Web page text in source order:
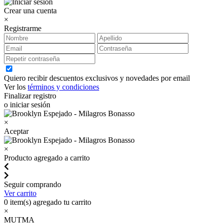
Crear una cuenta
×
Registrarme
Quiero recibir descuentos exclusivos y novedades por email
Ver los términos y condiciones
Finalizar registro
o iniciar sesión
×
Aceptar
×
Producto agregado a carrito
Seguir comprando
Ver carrito
0 item(s) agregado tu carrito
×
MUTMA